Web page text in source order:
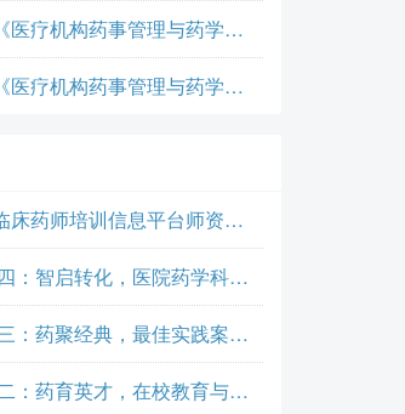
中国医院协会《医疗机构药事管理与药学服务》团体标准-临床药学服务
中国医院协会《医疗机构药事管理与药学服务》团体标准-临床药学服务
中国医院协会临床药师培训信息平台师资学员用户手册
2025分会场十四：智启转化，医院药学科研与成果转化
2025分会场十三：药聚经典，最佳实践案例与高质量论文
2025分会场十二：药育英才，在校教育与毕业后教育革新研讨会成功举行